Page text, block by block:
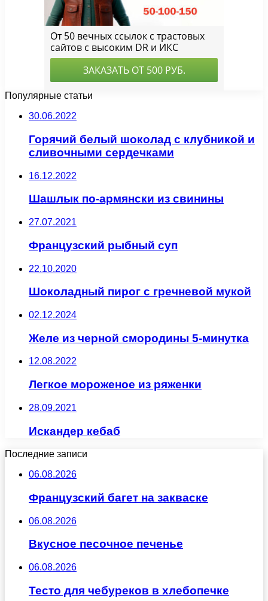
Популярные статьи
30.06.2022
Горячий белый шоколад с клубникой и
сливочными сердечками
16.12.2022
Шашлык по-армянски из свинины
27.07.2021
Французский рыбный суп
22.10.2020
Шоколадный пирог с гречневой мукой
02.12.2024
Желе из черной смородины 5-минутка
12.08.2022
Легкое мороженое из ряженки
28.09.2021
Искандер кебаб
Последние записи
06.08.2026
Французский багет на закваске
06.08.2026
Вкусное песочное печенье
06.08.2026
Тесто для чебуреков в хлебопечке